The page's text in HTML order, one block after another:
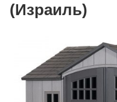
(Израиль)